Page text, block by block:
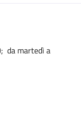
da martedì a